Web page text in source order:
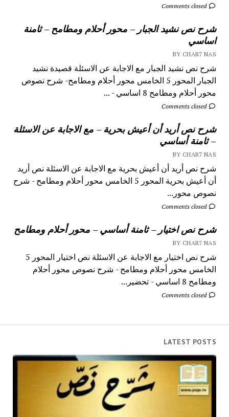
Comments closed
شرح نص نشيد الجبار – محور أحلام ومطامح – ثامنة
اساسي
BY CHAR7 NAS
شرح نص نشيد الجبار مع الاجابة عن الاسئلة قصيدة نشيد
الجبار المحور 5 الخامس محور أحلام ومطامح- شرح نصوص
محور أحلام ومطامح 8 اساسي - ...
Comments closed
شرح نص أريد أن أعيش بحرية – مع الاجابة عن الاسئلة
– ثامنة أساسي
BY CHAR7 NAS
شرح نص أريد أن أعيش بحرية مع الاجابة عن الاسئلة نص أريد
أن أعيش بحرية المحور 5 الخامس محور أحلام ومطامح - شرح
نصوص محور...
Comments closed
شرح نص اختيار – ثامنة أساسي – محور أحلام ومطامح
BY CHAR7 NAS
شرح نص اختيار مع الاجابة عن الاسئلة نص اختيار المحور 5
الخامس محور أحلام ومطامح - شرح نصوص محور أحلام
ومطامح 8 اساسي - تحضير...
Comments closed
LATEST POSTS